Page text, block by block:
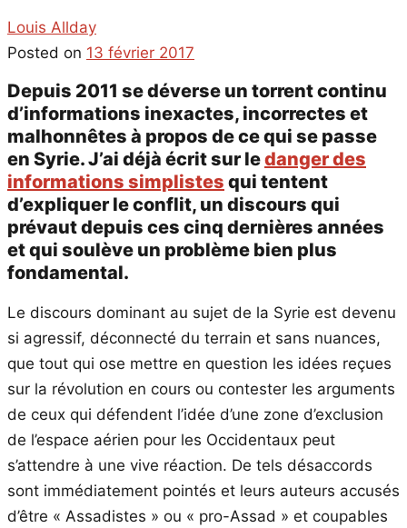
Louis Allday
Posted on 13 février 2017
Depuis 2011 se déverse un torrent continu
d’informations inexactes, incorrectes et
malhonnêtes à propos de ce qui se passe
en Syrie. J’ai déjà écrit sur ledanger des
informations simplistes qui tentent
d’expliquer le conflit, un discours qui
prévaut depuis ces cinq dernières années
et qui soulève un problème bien plus
fondamental.
Le discours dominant au sujet de la Syrie est devenu
si agressif, déconnecté du terrain et sans nuances,
que tout qui ose mettre en question les idées reçues
sur la révolution en cours ou contester les arguments
de ceux qui défendent l’idée d’une zone d’exclusion
de l’espace aérien pour les Occidentaux peut
s’attendre à une vive réaction. De tels désaccords
sont immédiatement pointés et leurs auteurs accusés
d’être « Assadistes » ou « pro-Assad » et coupables